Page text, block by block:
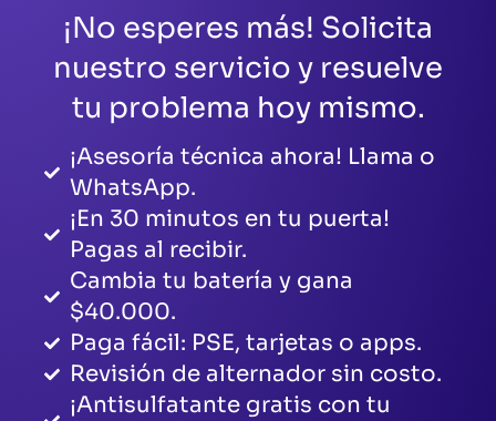
¡No esperes más! Solicita
nuestro servicio y resuelve
tu problema hoy mismo.
¡Asesoría técnica ahora! Llama o
WhatsApp.
¡En 30 minutos en tu puerta!
Pagas al recibir.
Cambia tu batería y gana
$40.000.
Paga fácil: PSE, tarjetas o apps.
Revisión de alternador sin costo.
¡Antisulfatante gratis con tu